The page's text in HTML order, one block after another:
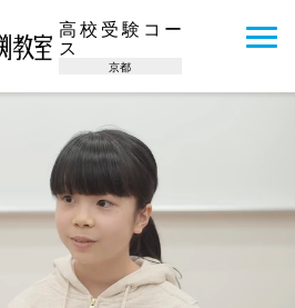
高校受験コー
ス
京都